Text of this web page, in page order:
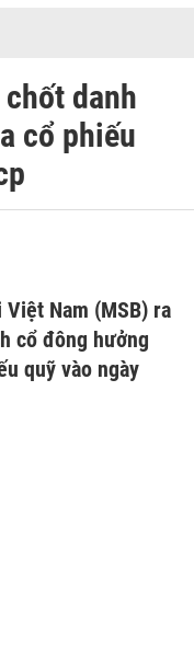
danh
cổ phiếu
Việt Nam (MSB) ra
cổ đông hưởng
quỹ vào ngày